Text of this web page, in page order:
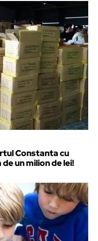
Constanta cu
un milion de lei!